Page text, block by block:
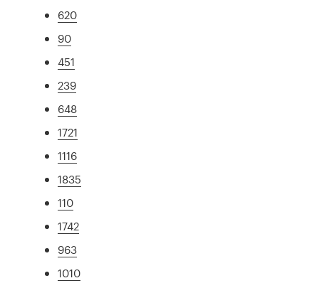
620
90
451
239
648
1721
1116
1835
110
1742
963
1010